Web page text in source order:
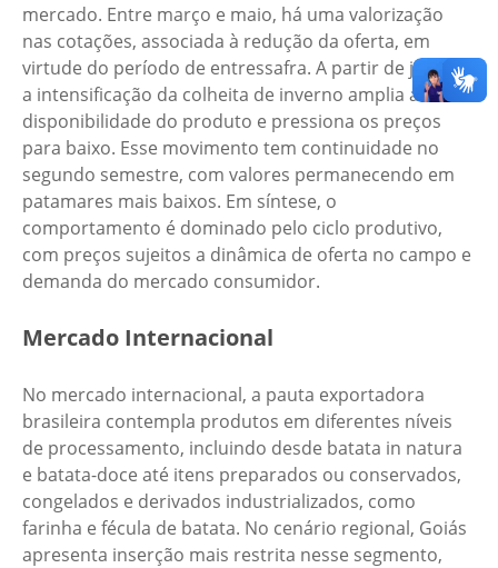
mercado. Entre março e maio, há uma valorização
nas cotações, associada à redução da oferta, em
virtude do período de entressafra. A partir de junho,
a intensificação da colheita de inverno amplia a
disponibilidade do produto e pressiona os preços
para baixo. Esse movimento tem continuidade no
segundo semestre, com valores permanecendo em
patamares mais baixos. Em síntese, o
comportamento é dominado pelo ciclo produtivo,
com preços sujeitos a dinâmica de oferta no campo e
demanda do mercado consumidor.
Mercado Internacional
No mercado internacional, a pauta exportadora
brasileira contempla produtos em diferentes níveis
de processamento, incluindo desde batata in natura
e batata-doce até itens preparados ou conservados,
congelados e derivados industrializados, como
farinha e fécula de batata. No cenário regional, Goiás
apresenta inserção mais restrita nesse segmento,